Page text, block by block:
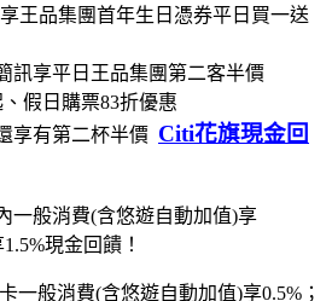
王品集團首年生日憑券平日買一送
訊享平日王品集團第二客半價
假日購票83折優惠
享有第二杯半價 Citi花旗現金回
一般消費(含悠遊自動加值)享
現金回饋！
一般消費(含悠遊自動加值)享0.5%；